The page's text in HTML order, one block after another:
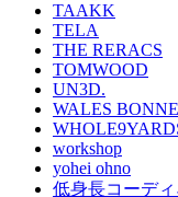
TAAKK
TELA
THE RERACS
TOMWOOD
UN3D.
WALES
workshop
yohei ohno
低身長コーディ